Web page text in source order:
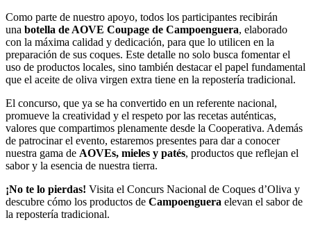
Como parte de nuestro apoyo, todos los participantes recibirán
una botella de AOVE Coupage de Campoenguera, elaborado
con la máxima calidad y dedicación, para que lo utilicen en la
preparación de sus coques. Este detalle no solo busca fomentar el
uso de productos locales, sino también destacar el papel fundamental
que el aceite de oliva virgen extra tiene en la repostería tradicional.
El concurso, que ya se ha convertido en un referente nacional,
promueve la creatividad y el respeto por las recetas auténticas,
valores que compartimos plenamente desde la Cooperativa. Además
de patrocinar el evento, estaremos presentes para dar a conocer
nuestra gama de AOVEs, mieles y patés, productos que reflejan el
sabor y la esencia de nuestra tierra.
¡No te lo pierdas! Visita el Concurs Nacional de Coques d’Oliva y
descubre cómo los productos de Campoenguera elevan el sabor de
la repostería tradicional.